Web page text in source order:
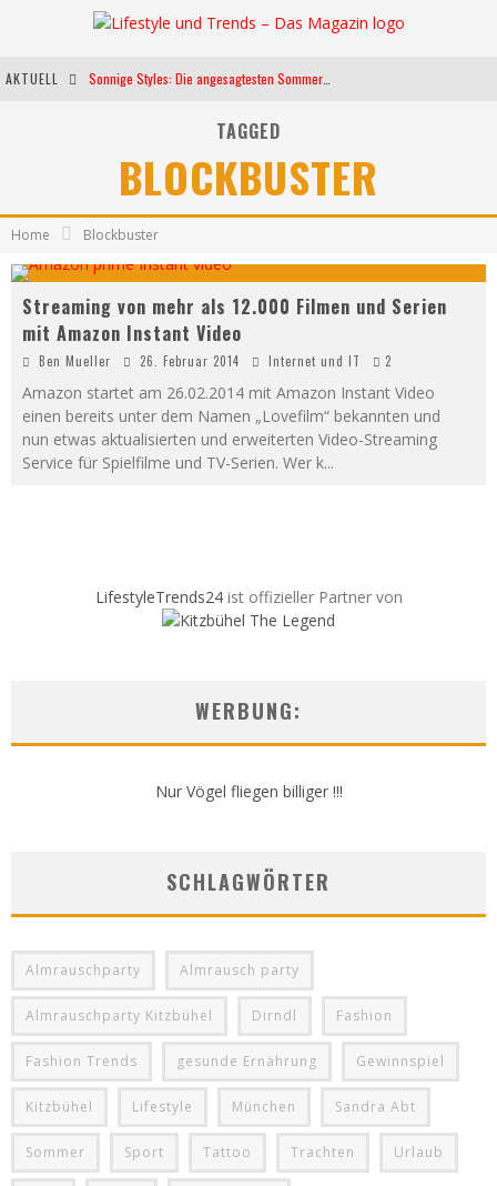
AKTUELL
Weltfrauentag - Eine Feier der Weiblichkeit
Kann unsere Ernährung das biologische Altern verlangsamen?
TAGGED
BLOCKBUSTER
Home Blockbuster
Streaming von mehr als 12.000 Filmen und Serien
mit Amazon Instant Video
Ben Mueller 26. Februar 2014 Internet und IT 2
Amazon startet am 26.02.2014 mit Amazon Instant Video
einen bereits unter dem Namen „Lovefilm“ bekannten und
nun etwas aktualisierten und erweiterten Video-Streaming
Service für Spielfilme und TV-Serien. Wer k...
LifestyleTrends24ist offizieller Partner von
WERBUNG:
Nur Vögel fliegen billiger !!!
SCHLAGWÖRTER
Almrauschparty Almrausch party
Almrauschparty Kitzbühel Dirndl Fashion
Fashion Trends gesunde Ernährung Gewinnspiel
Kitzbühel Lifestyle München Sandra Abt
Sommer Sport Tattoo Trachten Urlaub